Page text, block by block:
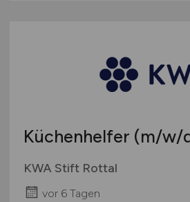
Küchenhelfer (m/w/
KWA Stift Rottal
vor 6 Tagen